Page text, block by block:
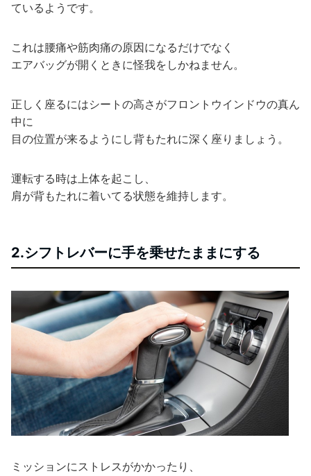
ているようです。
これは腰痛や筋肉痛の原因になるだけでなく
エアバッグが開くときに怪我をしかねません。
正しく座るにはシートの高さがフロントウインドウの真ん
中に
目の位置が来るようにし背もたれに深く座りましょう。
運転する時は上体を起こし、
肩が背もたれに着いてる状態を維持します。
2.シフトレバーに手を乗せたままにする
ミッションにストレスがかかったり、